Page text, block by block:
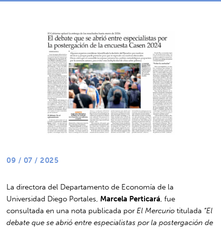
09 / 07 / 2025
La directora del Departamento de Economía de la
Universidad Diego Portales, Marcela Perticará , fue
consultada en una nota publicada por El Mercurio titulada “El
debate que se abrió entre especialistas por la postergación de